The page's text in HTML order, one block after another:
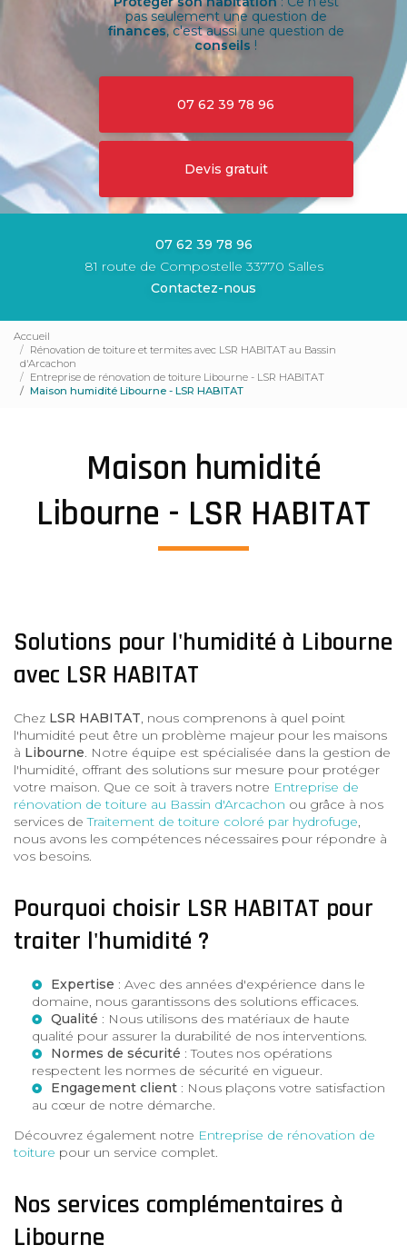
pas seulement une question de
finances, c'est aussi une question de
conseils !
07 62 39 78 96
Devis gratuit
07 62 39 78 96
81 route de Compostelle 33770 Salles
Contactez-nous
Accueil
Rénovation de toiture et termites avec LSR HABITAT au Bassin
d'Arcachon
Entreprise de rénovation de toiture Libourne - LSR HABITAT
Maison humidité Libourne - LSR HABITAT
Maison humidité
Libourne - LSR HABITAT
Solutions pour l'humidité à Libourne
avec LSR HABITAT
Chez LSR HABITAT, nous comprenons à quel point
l'humidité peut être un problème majeur pour les maisons
à Libourne. Notre équipe est spécialisée dans la gestion de
l'humidité, offrant des solutions sur mesure pour protéger
votre maison. Que ce soit à travers notre Entreprise de
rénovation de toiture au Bassin d'Arcachon ou grâce à nos
services deTraitement de toiture coloré par hydrofuge,
nous avons les compétences nécessaires pour répondre à
vos besoins.
Pourquoi choisir LSR HABITAT pour
traiter l'humidité ?
Expertise : Avec des années d'expérience dans le
domaine, nous garantissons des solutions efficaces.
Qualité : Nous utilisons des matériaux de haute
qualité pour assurer la durabilité de nos interventions.
Normes de sécurité : Toutes nos opérations
respectent les normes de sécurité en vigueur.
Engagement client : Nous plaçons votre satisfaction
au cœur de notre démarche.
Découvrez également notre Entreprise de rénovation de
toiture pour un service complet.
Nos services complémentaires à
Libourne